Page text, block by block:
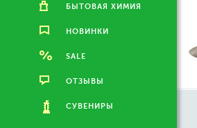
БЫТОВАЯ ХИМИЯ
НОВИНКИ
SALE
ОТЗЫВЫ
СУВЕНИРЫ